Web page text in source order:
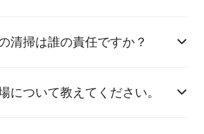
清掃は誰の責任ですか？
について教えてください。